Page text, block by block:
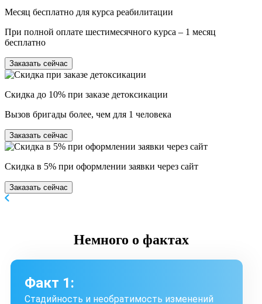
Месяц бесплатно для курса реабилитации
При полной оплате шестимесячного курса – 1 месяц
бесплатно
Заказать сейчас
Скидка до 10% при заказе детоксикации
Вызов бригады более, чем для 1 человека
Заказать сейчас
Скидка в 5% при оформлении заявки через сайт
Заказать сейчас
Немного о фактах
Факт 1:
Стадийность и необратимость изменений